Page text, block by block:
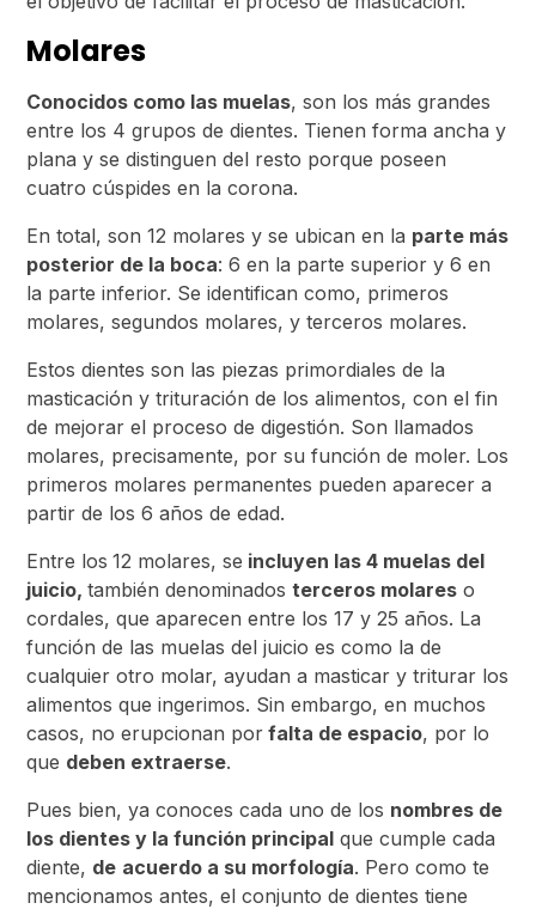
Molares
Conocidos como las muelas, son los más grandes
entre los 4 grupos de dientes. Tienen forma ancha y
plana y se distinguen del resto porque poseen
cuatro cúspides en la corona.
En total, son 12 molares y se ubican en la parte más
posterior de la boca: 6 en la parte superior y 6 en
la parte inferior. Se identifican como, primeros
molares, segundos molares, y terceros molares.
Estos dientes son las piezas primordiales de la
masticación y trituración de los alimentos, con el fin
de mejorar el proceso de digestión. Son llamados
molares, precisamente, por su función de moler. Los
primeros molares permanentes pueden aparecer a
partir de los 6 años de edad.
Entre los 12 molares, se incluyen las 4 muelas del
juicio,también denominadosterceros molares o
cordales, que aparecen entre los 17 y 25 años. La
función de las muelas del juicio es como la de
cualquier otro molar, ayudan a masticar y triturar los
alimentos que ingerimos. Sin embargo, en muchos
casos, no erupcionan por falta de espacio, por lo
que deben extraerse.
Pues bien, ya conoces cada uno de los nombres de
los dientes y la función principal que cumple cada
diente, de acuerdo a su morfología. Pero como te
mencionamos antes, el conjunto de dientes tiene